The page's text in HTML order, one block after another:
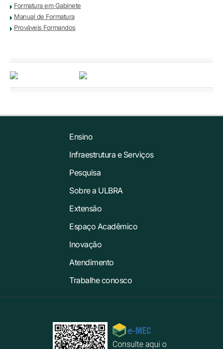
Formatura em Gabinete
Manual de Formatura
Prováveis Formandos
Ensino
Infraestrutura e Serviços
Pesquisa
Sobre a ULBRA
Extensão
Espaço Acadêmico
Inovação
Atendimento
Trabalhe conosco